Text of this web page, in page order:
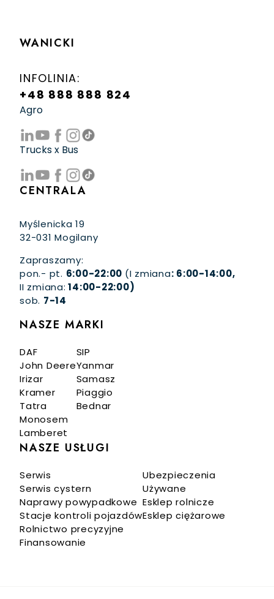
WANICKI
INFOLINIA:
+48 888 888 824
Agro
Trucks x Bus
CENTRALA
Myślenicka 19
32-031 Mogilany
Zapraszamy:
pon.- pt. 6:00-22:00 (I zmiana: 6:00-14:00,
II zmiana: 14:00-22:00)
sob. 7-14
NASZE MARKI
DAF
John Deere
Irizar
Kramer
Tatra
Monosem
Lamberet
SIP
Yanmar
Samasz
Piaggio
Bednar
NASZE USŁUGI
Serwis
Serwis cystern
Naprawy powypadkowe
Stacje kontroli pojazdów
Rolnictwo precyzyjne
Finansowanie
Ubezpieczenia
Używane
Esklep rolnicze
Esklep ciężarowe